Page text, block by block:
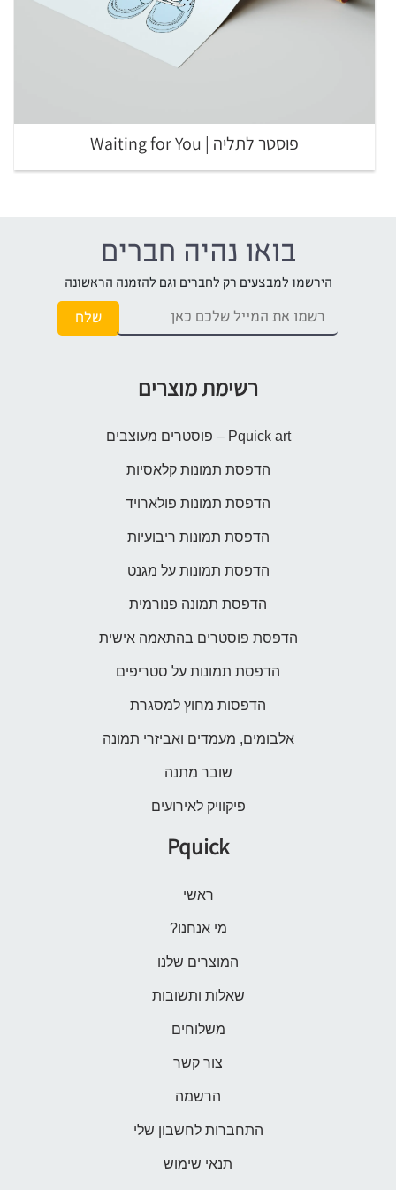
פוסטר לתליה | Waiting for You
בואו נהיה חברים
הירשמו למבצעים רק לחברים וגם להזמנה הראשונה
רשימת מוצרים
Pquick art – פוסטרים מעוצבים
הדפסת תמונות קלאסיות
הדפסת תמונות פולארויד
הדפסת תמונות ריבועיות
הדפסת תמונות על מגנט
הדפסת תמונה פנורמית
הדפסת פוסטרים בהתאמה אישית
הדפסת תמונות על סטריפים
הדפסות מחוץ למסגרת
אלבומים, מעמדים ואביזרי תמונה
שובר מתנה
פיקוויק לאירועים
Pquick
ראשי
מי אנחנו?
המוצרים שלנו
שאלות ותשובות
משלוחים
צור קשר
הרשמה
התחברות לחשבון שלי
תנאי שימוש